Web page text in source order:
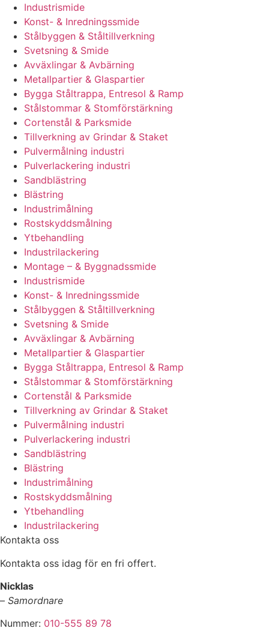
Industrismide
Konst- & Inredningssmide
Stålbyggen & Ståltillverkning
Svetsning & Smide
Avväxlingar & Avbärning
Metallpartier & Glaspartier
Bygga Ståltrappa, Entresol & Ramp
Stålstommar & Stomförstärkning
Cortenstål & Parksmide
Tillverkning av Grindar & Staket
Pulvermålning industri
Pulverlackering industri
Sandblästring
Blästring
Industrimålning
Rostskyddsmålning
Ytbehandling
Industrilackering
Montage – & Byggnadssmide
Industrismide
Konst- & Inredningssmide
Stålbyggen & Ståltillverkning
Svetsning & Smide
Avväxlingar & Avbärning
Metallpartier & Glaspartier
Bygga Ståltrappa, Entresol & Ramp
Stålstommar & Stomförstärkning
Cortenstål & Parksmide
Tillverkning av Grindar & Staket
Pulvermålning industri
Pulverlackering industri
Sandblästring
Blästring
Industrimålning
Rostskyddsmålning
Ytbehandling
Industrilackering
Kontakta oss
Kontakta oss idag för en fri offert.
Nicklas
– Samordnare
Nummer: 010-555 89 78